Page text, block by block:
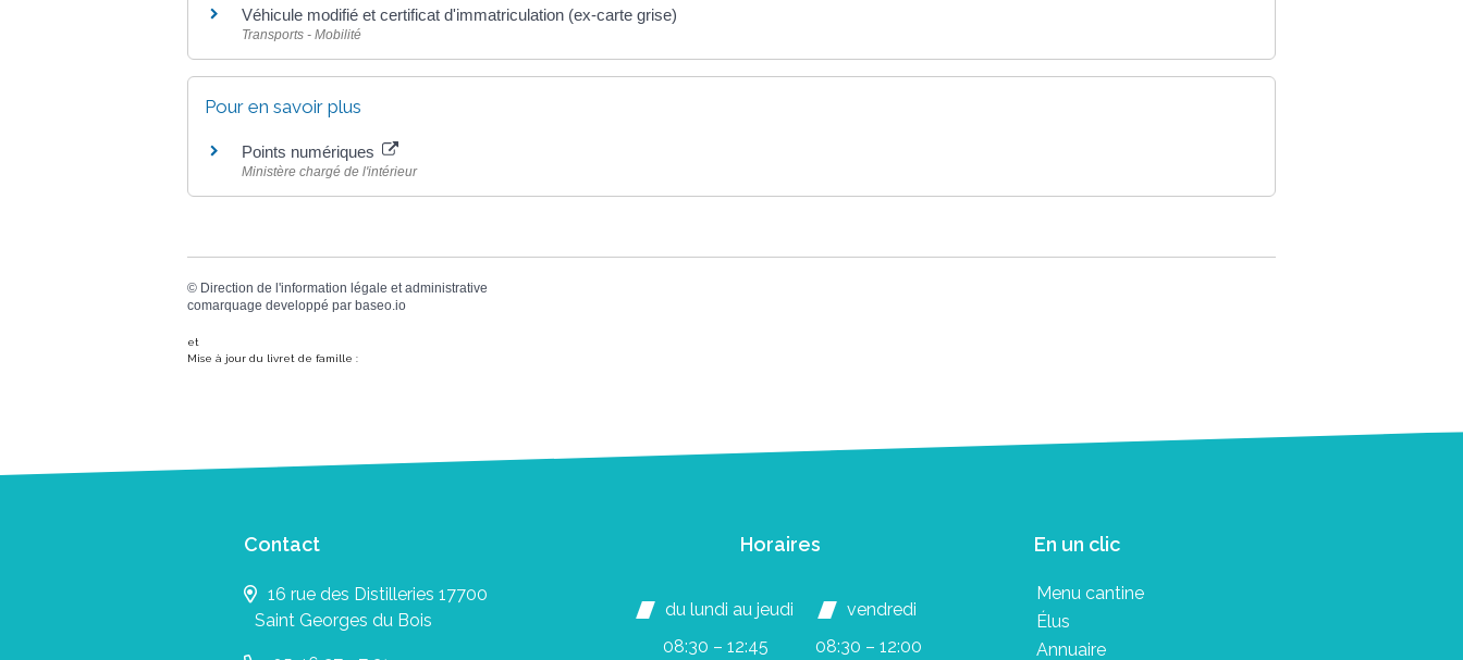
Véhicule modifié et certificat d'immatriculation (ex-carte grise)
Transports - Mobilité
Pour en savoir plus
Points numériques
Ministère chargé de l'intérieur
© Direction de l'information légale et administrative
comarquage developpé par baseo.io
et
Mise à jour du livret de famille :
Contact
16 rue des Distilleries 17700
Saint Georges du Bois
Horaires
du lundi au jeudi
08:30 – 12:45
vendredi
08:30 – 12:00
En un clic
Menu cantine
Élus
Annuaire